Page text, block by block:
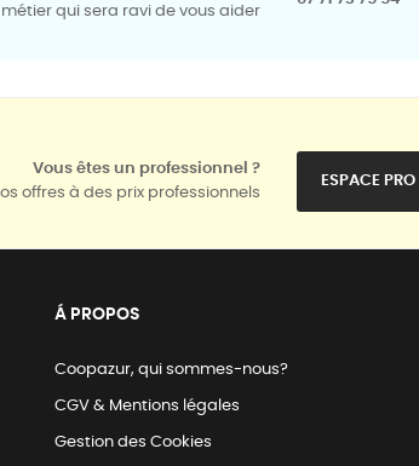
qui sera ravi de vous aider
Vous êtes un professionnel ?
offres à des prix professionnels
ESPACE PRO
Á PROPOS
Coopazur, qui sommes-nous?
CGV & Mentions légales
Gestion des Cookies